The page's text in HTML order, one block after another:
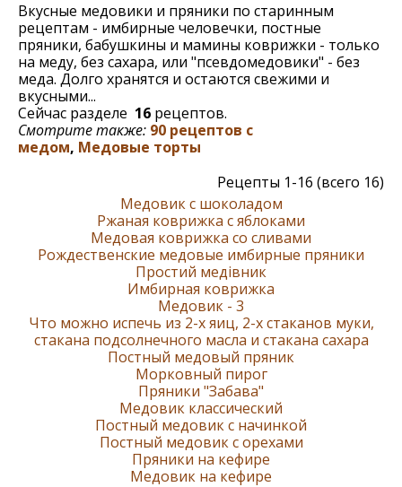
Вкусные медовики и пряники по старинным
рецептам - имбирные человечки, постные
пряники, бабушкины и мамины коврижки - только
на меду, без сахара, или "псевдомедовики" - без
меда. Долго хранятся и остаются свежими и
вкусными...
Сейчас разделе 16 рецептов.
Смотрите также: 90 рецептов с
медом, Медовые торты
Рецепты 1-16 (всего 16)
Медовик с шоколадом
Ржаная коврижка с яблоками
Медовая коврижка со сливами
Рождественские медовые имбирные пряники
Простий медівник
Имбирная коврижка
Мeдовик - 3
Что можно испечь из 2-х яиц, 2-х стаканов муки,
стакана подсолнечного масла и стакана сахара
Постный медовый пряник
Морковный пирог
Пряники "Забава"
Медовик классический
Постный медовик с начинкой
Постный медовик с орехами
Пряники на кефире
Мeдовик на кефире